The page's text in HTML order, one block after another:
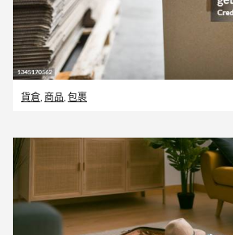
貨倉, 商品, 包裹